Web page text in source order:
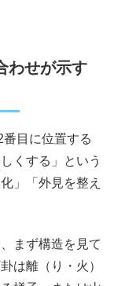
わせが示す
目に位置する
くする」という
」「外見を整え
まず構造を見て
は離（り・火）